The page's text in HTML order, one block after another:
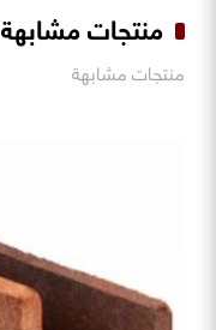
منتجات مشابهة
منتجات مشابهة